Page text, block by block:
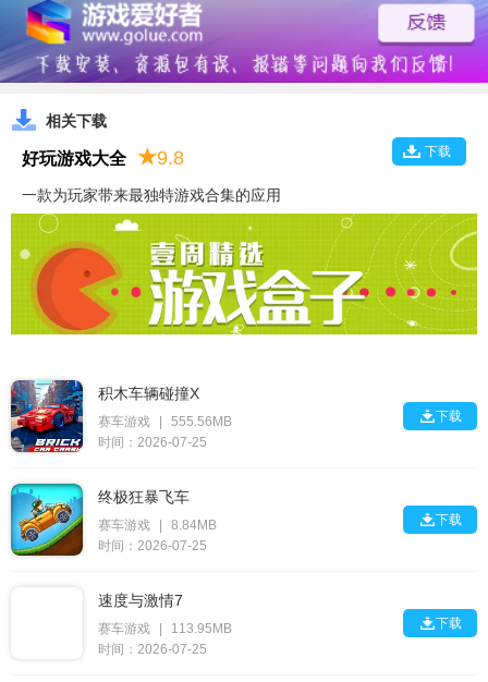
相关下载
下载
好玩游戏大全 ★9.8
一款为玩家带来最独特游戏合集的应用
积木车辆碰撞X
赛车游戏 |
555.56MB
时间：2026-07-25
下载
终极狂暴飞车
赛车游戏 |
8.84MB
时间：2026-07-25
下载
速度与激情7
赛车游戏 |
113.95MB
时间：2026-07-25
下载